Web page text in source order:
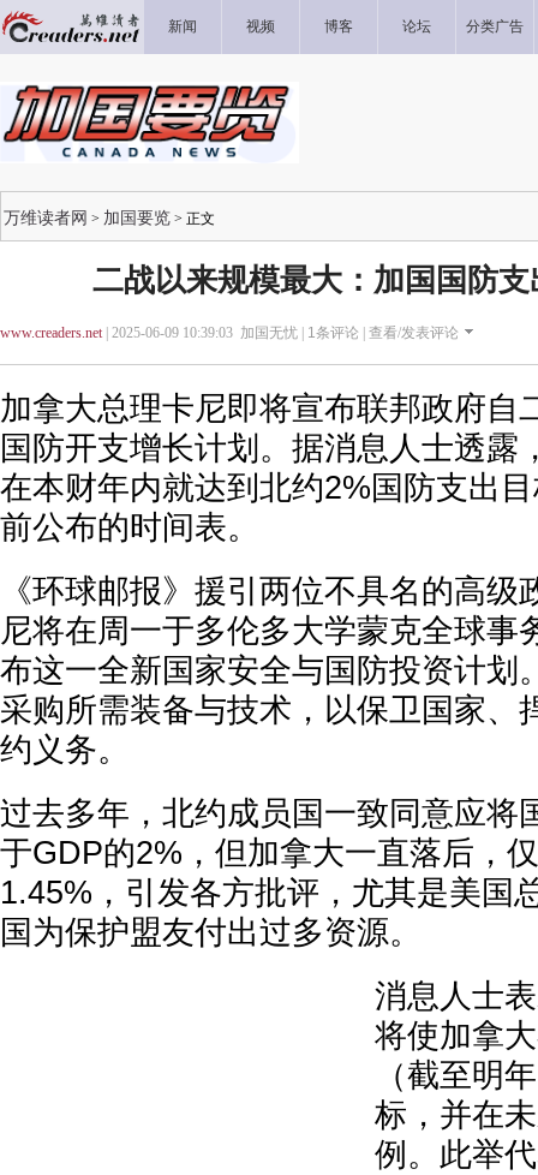
新闻 视频 博客 论坛 分类广告
万维读者网 > 加国要览 > 正文
二战以来规模最大：加国国防
www.creaders.net| 2025-06-09 10:39:03 加国无忧 | 1条评论 | 查看/发表评论
加拿大总理卡尼即将宣布联邦政府自
国防开支增长计划。据消息人士透露
在本财年内就达到北约2%国防支出
前公布的时间表。
《环球邮报》援引两位不具名的高
尼将在周一于多伦多大学蒙克全球事
布这一全新国家安全与国防投资计划
采购所需装备与技术，以保卫国家、
约义务。
过去多年，北约成员国一致同意应将
于GDP的2%，但加拿大一直落后，
1.45%，引发各方批评，尤其是美国
国为保护盟友付出过多资源。
消息人士
将使加拿
（截至明
标，并在
例。此举